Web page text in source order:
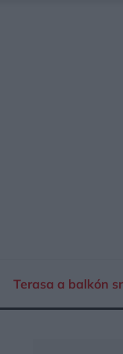
Terasa a balkón